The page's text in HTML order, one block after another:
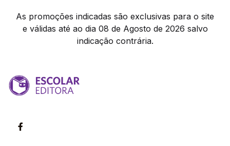
As promoções indicadas são exclusivas para o site
e válidas até ao dia 08 de Agosto de 2026 salvo
indicação contrária.